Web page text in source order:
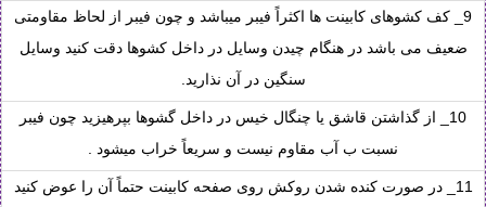
9_ کف کشوهای کابینت ها اکثراً فیبر میباشد و چون فیبر از لحاظ مقاومتی
ضعیف می باشد در هنگام چیدن وسایل در داخل کشوها دقت کنید وسایل
سنگین در آن نذارید.
10_ از گذاشتن قاشق یا چنگال خیس در داخل گشوها بپرهیزید چون فیبر
نسبت ب آب مقاوم نیست و سریعاً خراب میشود .
11_ در صورت کنده شدن روکش روی صفحه کابینت حتماً آن را عوض کنید